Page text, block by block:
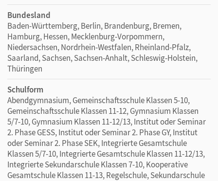
Bundesland
Baden-Württemberg, Berlin, Brandenburg, Bremen,
Hamburg, Hessen, Mecklenburg-Vorpommern,
Niedersachsen, Nordrhein-Westfalen, Rheinland-Pfalz,
Saarland, Sachsen, Sachsen-Anhalt, Schleswig-Holstein,
Thüringen
Schulform
Abendgymnasium, Gemeinschaftsschule Klassen 5-10,
Gemeinschaftsschule Klassen 11-12, Gymnasium Klassen
5/7-10, Gymnasium Klassen 11-12/13, Institut oder Seminar
2. Phase GESS, Institut oder Seminar 2. Phase GY, Institut
oder Seminar 2. Phase SEK, Integrierte Gesamtschule
Klassen 5/7-10, Integrierte Gesamtschule Klassen 11-12/13,
Integrierte Sekundarschule Klassen 7-10, Kooperative
Gesamtschule Klassen 11-13, Regelschule, Sekundarschule